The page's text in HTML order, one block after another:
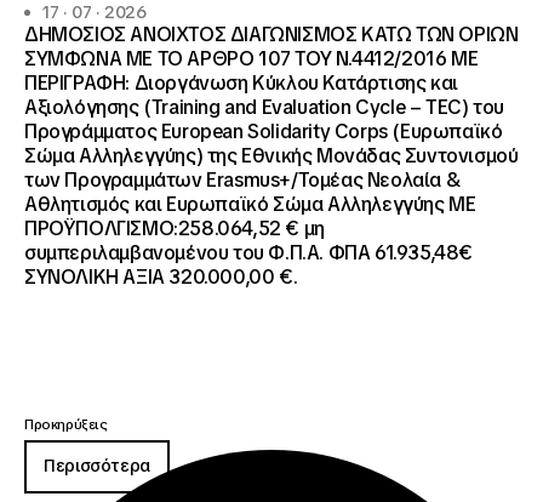
17 · 07 · 2026
ΔΗΜΟΣΙΟΣ ΑΝΟΙΧΤΟΣ ΔΙΑΓΩΝΙΣΜΟΣ ΚΑΤΩ ΤΩΝ ΟΡΙΩΝ
ΣΥΜΦΩΝΑ ΜΕ ΤΟ ΑΡΘΡΟ 107 ΤΟΥ Ν.4412/2016 ΜΕ
ΠΕΡΙΓΡΑΦΗ: Διοργάνωση Κύκλου Κατάρτισης και
Αξιολόγησης (Training and Evaluation Cycle – TEC) του
Προγράμματος European Solidarity Corps (Ευρωπαϊκό
Σώμα Αλληλεγγύης) της Εθνικής Μονάδας Συντονισμού
των Προγραμμάτων Erasmus+/Τομέας Νεολαία &
Αθλητισμός και Ευρωπαϊκό Σώμα Αλληλεγγύης ΜΕ
ΠΡΟΫΠΟΛΓΙΣΜΟ:258.064,52 € μη
συμπεριλαμβανομένου του Φ.Π.Α. ΦΠΑ 61.935,48€
ΣΥΝΟΛΙΚΗ ΑΞΙΑ 320.000,00 €.
Προκηρύξεις
Περισσότερα